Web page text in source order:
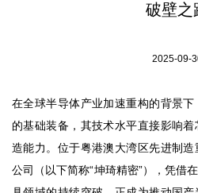
破壁之
2025-09-
在全球半导体产业加速重构的背景下
的基础装备，其技术水平直接影响
造能力。位于粤港澳大湾区先进制
公司（以下简称“坤琦精密”），凭借